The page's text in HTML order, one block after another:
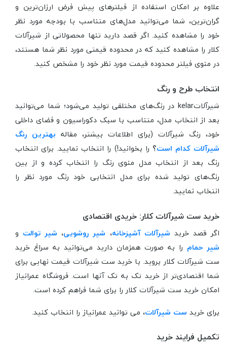
علاوه بر امکان استفاده از فیلترهای پیش فرض ارزان‌ترین و
گران‌ترین، شما می‌توانید مدل‌های متناسب با بودجه مورد نظر
خود را مشاهده کنید. اگر قصد دارید تنها محصولاتی از شیرآلات
کلار را مشاهده کنید که در محدوده قیمتی مورد نظر شما هستند،
در منوی فیلتر محدوده قیمت مورد نظر خود را مشخص کنید.
انتخاب طرح و رنگ
شیرآلاتkelar در رنگ‌های مختلفی تولید می‌شود؛ شما می‌توانید
بعد از انتخاب مدل، متناسب با سبک دکوراسیون و فضای داخلی
خود، رنگ شیرآلات (برای اطلاعات بیشتر، مقاله بهترین رنگ
شیرآلات کدام است؟ را بخوانید!) را انتخاب نمایید. برای انتخاب
رنگ بعد از انتخاب مدل منوی رنگ را انتخاب کرده و از بین
رنگ‌های تولید شده برای مدل انتخابی خود رنگ مورد نظر را
انتخاب نمایید.
خرید ست شیرآلات کلار: خریدی اقتصادی
اگر قصد خرید شیرآلات آشپزخانه، شیر روشویی، شیر توالت و
شیر حمام را به صورت همزمان دارید می‌توانید به سراغ خرید
ست شیرآلات کلار بروید. با خرید ست شیرآلات قیمت نهایی برای
شما اقتصادی‌تر از خرید تک به تک آنها است. فروشگاه عمرانیاز
امکان خرید ست شیرآلات کلار را برای شما فراهم کرده است.
برای خرید ست شیرآلات، می توانید عمرانیاز را انتخاب کنید.
تکمیل فرایند خرید